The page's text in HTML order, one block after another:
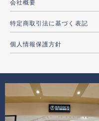
会社概要
特定商取引法に基づく表記
個人情報保護方針